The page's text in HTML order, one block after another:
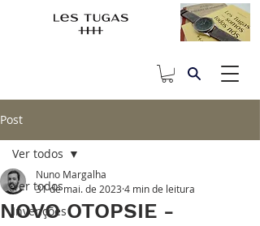
Post
Ver todos
Invenções
Ver todos
NOVO OTOPSIE -
Nuno Margalha
31 de mai. de 2023 4 min de leitura